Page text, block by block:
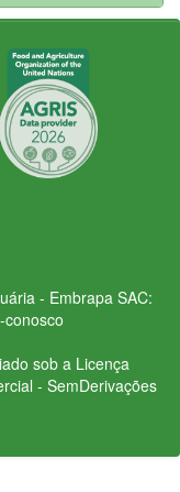
- Embrapa SAC:
conosco
sob a Licença
- SemDerivações